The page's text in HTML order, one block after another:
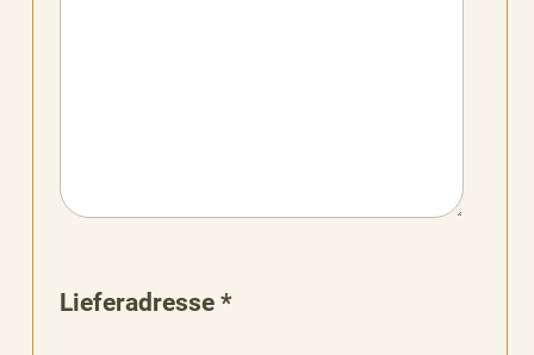
Lieferadresse *